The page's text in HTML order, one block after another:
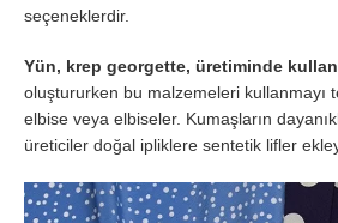
seçeneklerdir.
Yün, krep georgette, üretiminde
oluştururken bu malzemeleri kullanmayı
elbise veya elbiseler. Kumaşların
üreticiler doğal ipliklere sentetik lifler